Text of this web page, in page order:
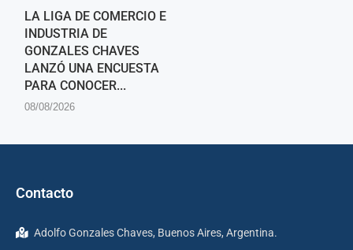
LA LIGA DE COMERCIO E
INDUSTRIA DE
GONZALES CHAVES
LANZÓ UNA ENCUESTA
PARA CONOCER...
08/08/2026
Contacto
Adolfo Gonzales Chaves, Buenos Aires, Argentina.